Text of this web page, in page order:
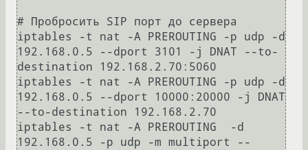
# Пробросить SIP порт до сервера
iptables -t nat -A PREROUTING -p udp -d
192.168.0.5 --dport 3101 -j DNAT --to-
destination 192.168.2.70:5060
iptables -t nat -A PREROUTING -p udp -d
192.168.0.5 --dport 10000:20000 -j DNAT
--to-destination 192.168.2.70
iptables -t nat -A PREROUTING  -d
192.168.0.5 -p udp -m multiport --